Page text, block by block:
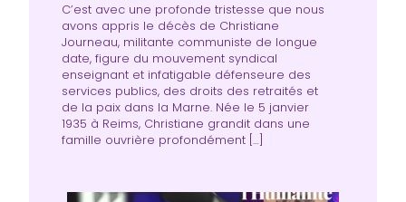
C’est avec une profonde tristesse que nous
avons appris le décès de Christiane
Journeau, militante communiste de longue
date, figure du mouvement syndical
enseignant et infatigable défenseure des
services publics, des droits des retraités et
de la paix dans la Marne. Née le 5 janvier
1935 à Reims, Christiane grandit dans une
famille ouvrière profondément […]